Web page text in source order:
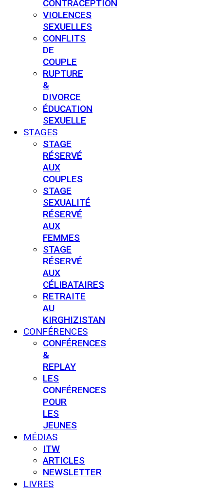
CONTRACEPTION
VIOLENCES
SEXUELLES
CONFLITS
DE
COUPLE
RUPTURE
&
DIVORCE
ÉDUCATION
SEXUELLE
STAGES
STAGE
RÉSERVÉ
AUX
COUPLES
STAGE
SEXUALITÉ
RÉSERVÉ
AUX
FEMMES
STAGE
RÉSERVÉ
AUX
CÉLIBATAIRES
RETRAITE
AU
KIRGHIZISTAN
CONFÉRENCES
CONFÉRENCES
&
REPLAY
LES
CONFÉRENCES
POUR
LES
JEUNES
MÉDIAS
ITW
ARTICLES
NEWSLETTER
LIVRES